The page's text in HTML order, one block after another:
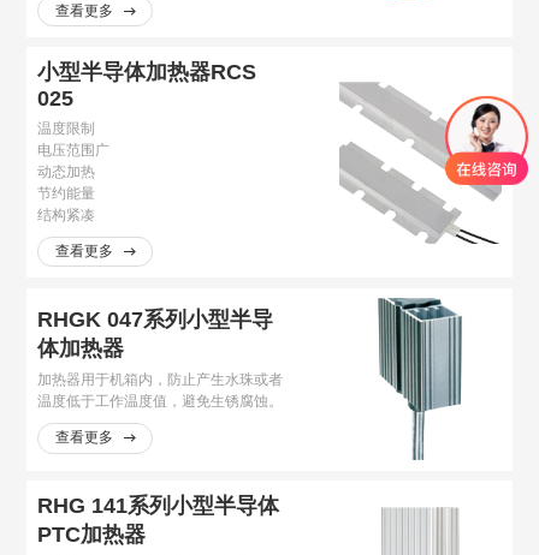
查看更多
小型半导体加热器RCS
025
温度限制
电压范围广
动态加热
节约能量
结构紧凑
查看更多
RHGK 047系列小型半导
体加热器
加热器用于机箱内，防止产生水珠或者
温度低于工作温度值，避免生锈腐蚀。
查看更多
RHG 141系列小型半导体
PTC加热器